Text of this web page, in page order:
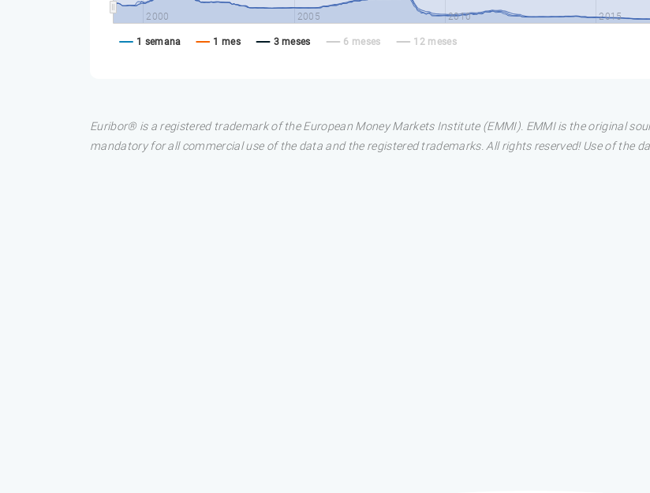
1 semana 1 mes 3 meses 6 meses 12 meses
2000 2005 2010 2015
Euribor® is a registered trademark of the European Money Markets Institute (EMMI). EMMI is the original
mandatory for all commercial use of the data and the registered trademarks. All rights reserved! Use of the